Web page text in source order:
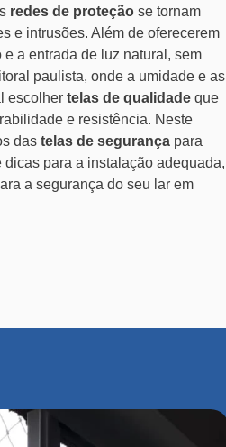
redes de proteção se tornam
e intrusões. Além de oferecerem
a entrada de luz natural, sem
paulista, onde a umidade e as
escolher telas de qualidade que
e resistência. Neste
das telas de segurança para
para a instalação adequada,
a segurança do seu lar em